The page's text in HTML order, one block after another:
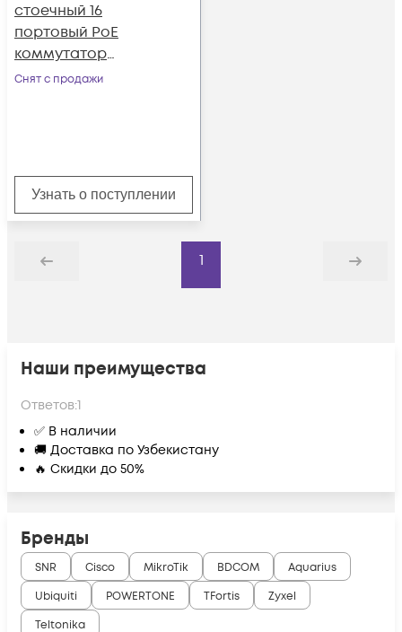
стоечный 16
портовый PoE
коммутатор
POWERTONE PUS-
Снят с продажи
Узнать о поступлении
Назад
1
Дальше
Наши преимущества
Ответов:1
✅ В наличии
🚚 Доставка по Узбекистану
🔥 Скидки до 50%
Бренды
SNR Cisco MikroTik BDCOM
Aquarius
Ubiquiti
POWERTONE TFortis
Zyxel
Teltonika